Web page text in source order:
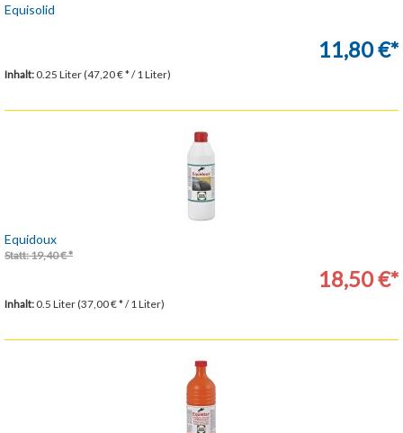
Equisolid
11,80 €*
Inhalt: 0.25 Liter (47,20 € * / 1 Liter)
Equidoux
Statt: 19,40 € *
18,50 €*
Inhalt: 0.5 Liter (37,00 € * / 1 Liter)